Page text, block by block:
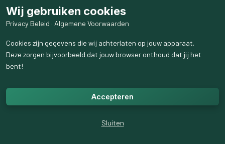
Wij gebruiken cookies
Privacy Beleid · Algemene Voorwaarden
Cookies zijn gegevens die wij achterlaten op jouw apparaat.
Deze zorgen bijvoorbeeld dat jouw browser onthoud dat jij het
bent!
Accepteren
Sluiten